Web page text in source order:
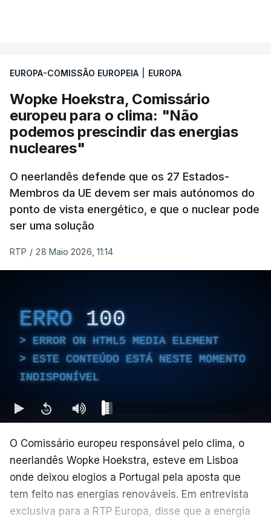
EUROPA-COMISSÃO EUROPEIA EUROPA
Wopke Hoekstra, Comissário
europeu para o clima: "Não
podemos prescindir das energias
nucleares"
O neerlandês defende que os 27 Estados-
Membros da UE devem ser mais autónomos do
ponto de vista energético, e que o nuclear pode
ser uma solução
RTP / 28 Maio 2026, 11:14
ERRO 100
ERROR ON HTML5 MEDIA ELEMENT
ESTE CONTEÚDO ESTÁ NESTE MOMENTO
INDISPONÍVEL
O Comissário europeu responsável pelo clima, o
neerlandês Wopke Hoekstra, esteve em Lisboa
onde deixou elogios a Portugal pela aposta que
tem feito nas energias renováveis. Em entrevista
exclusiva para a RTP Europa, disse que a energia